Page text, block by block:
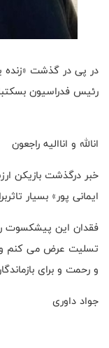
در پی در گذشت «زنده
رئیس فدراسیون
انالله و اناالیه راجعون
خبر درگذشت بازیکن
ایمانی پور» بسیار
فقدان این پیشکسوت
تسلیت عرض می کنم و
و رحمت و برای
جواد داوری